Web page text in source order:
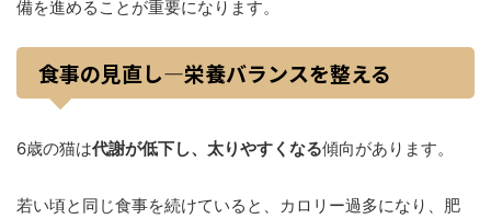
備を進めることが重要になります。
食事の見直し—栄養バランスを整える
6歳の猫は代謝が低下し、太りやすくなる傾向があります。
若い頃と同じ食事を続けていると、カロリー過多になり、肥